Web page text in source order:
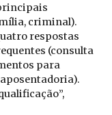
criminal).
respostas
(consulta
para